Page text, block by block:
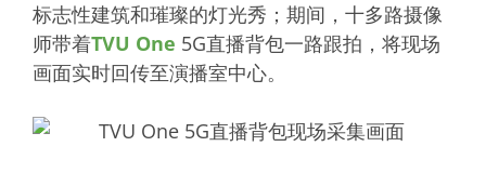
标志性建筑和璀璨的灯光秀；期间，十多路摄像
师带着TVU One 5G直播背包一路跟拍，将现场
画面实时回传至演播室中心。